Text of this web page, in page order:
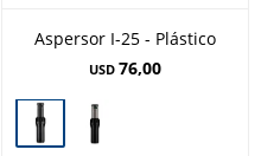
Aspersor I-25 - Plástico
USD 76,00